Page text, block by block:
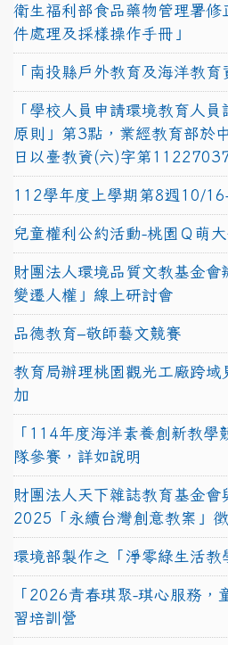
衛生福利部食品藥物管理署修
件處理及採樣操作手冊」
「南投縣戶外教育及海洋教育
「學校人員申請環境教育人
原則」第3點，業經教育部於
日以臺教資(六)字第
112學年度上學期第8週10/
兒童權利公約活動-桃園Ｑ萌
財團法人環境品質文教基金會
變遷人權」線上研討會
品德教育–敬師藝文競賽
教育局辦理桃園觀光工廠跨域
加
「114年度海洋素養創新教學
隊參賽，詳如說明
財團法人天下雜誌教育基金會
2025「永續台灣創意教案」
環境部製作之「淨零綠生活教
「2026青春琪聚-琪心服務，
習培訓營